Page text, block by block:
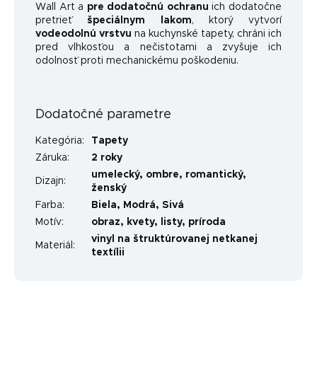
Wall Art a pre dodatočnú ochranu ich dodatočne
pretrieťšpeciálnym lakom, ktorý vytvorí
vodeodolnú vrstvu na kuchynské tapety, chráni ich
pred vlhkosťou a nečistotami a zvyšuje ich
odolnosť proti mechanickému poškodeniu.
Dodatočné parametre
Kategória:
Tapety
Záruka: 2 roky
Dizajn:
umelecký, ombre, romantický,
ženský
Farba: Biela, Modrá, Sivá
Motív: obraz, kvety, listy, príroda
Materiál :
vinyl na štruktúrovanej netkanej
textílii